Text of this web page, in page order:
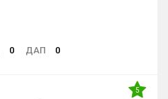
0 ДАП
0
5